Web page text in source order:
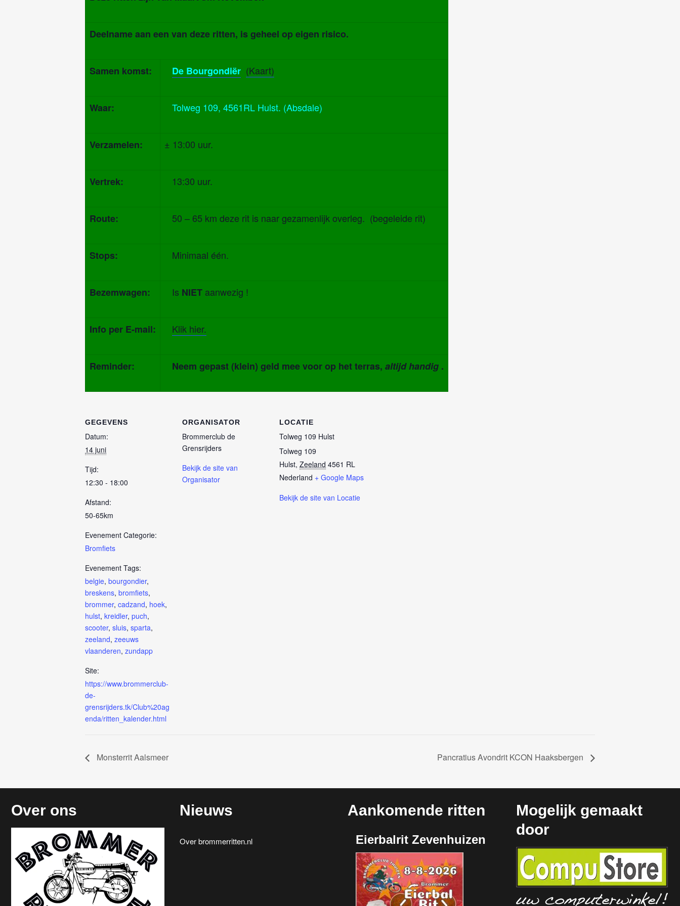
Deelname aan een van deze ritten, is geheel op eigen risico.
Samen komst: De Bourgondiër (Kaart)
Waar: Tolweg 109, 4561RL Hulst. (Absdale)
Verzamelen: ± 13:00 uur.
Vertrek: 13:30 uur.
Route: 50 – 65 km deze rit is naar gezamenlijk overleg. (begeleide rit)
Stops: Minimaal één.
Bezemwagen: Is NIET aanwezig !
Info per E-mail: Klik hier.
Reminder: Neem gepast (klein) geld mee voor op het terras, altijd handig .
GEGEVENS
Datum:
14 juni
Tijd:
12:30 - 18:00
Afstand:
50-65km
Evenement Categorie:
Bromfiets
Evenement Tags:
belgie, bourgondier,
breskens, bromfiets,
brommer, cadzand, hoek,
hulst, kreidler, puch,
scooter, sluis, sparta,
zeeland, zeeuws
vlaanderen, zundapp
Site:
https://www.brommerclub-
de-
grensrijders.tk/Club%20ag
enda/ritten_kalender.html
ORGANISATOR
Brommerclub de
Grensrijders
Bekijk de site van
Organisator
LOCATIE
Tolweg 109 Hulst
Tolweg 109
Hulst, Zeeland 4561 RL
Nederland + Google Maps
Bekijk de site van Locatie
Monsterrit Aalsmeer Pancratius Avondrit KCON Haaksbergen
Over ons Nieuws
Over brommerritten.nl
Aankomende ritten
Eierbalrit Zevenhuizen
Mogelijk gemaakt
door